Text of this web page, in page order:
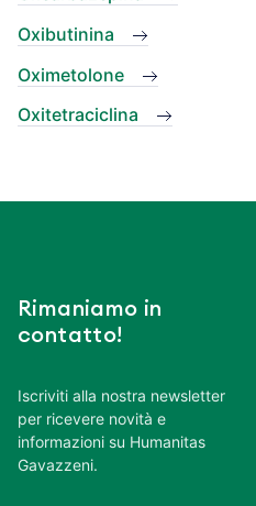
Oxibutinina
Oximetolone
Oxitetraciclina
Rimaniamo in
contatto!
Iscriviti alla nostra newsletter
per ricevere novità e
informazioni su Humanitas
Gavazzeni.